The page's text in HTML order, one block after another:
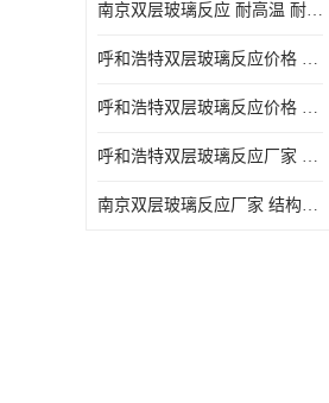
南京双层玻璃反应 耐高温 耐腐蚀 空载不宜高速运转
呼和浩特双层玻璃反应价格 安全稳定 机械性能好
呼和浩特双层玻璃反应价格 结构紧凑 可做加热反应
呼和浩特双层玻璃反应厂家 转速恒定 空载不宜高速运转
南京双层玻璃反应厂家 结构紧凑 可连续工作 可做加热反应